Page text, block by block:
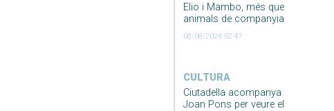
Elio i Mambo, més que
animals de companyia
08/08/2026 02:47
CULTURA
Ciutadella acompanya
Joan Pons per veure el